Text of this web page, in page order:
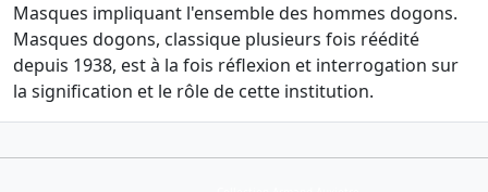
Masques impliquant l'ensemble des hommes dogons.
Masques dogons, classique plusieurs fois réédité
depuis 1938, est à la fois réflexion et interrogation sur
la signification et le rôle de cette institution.